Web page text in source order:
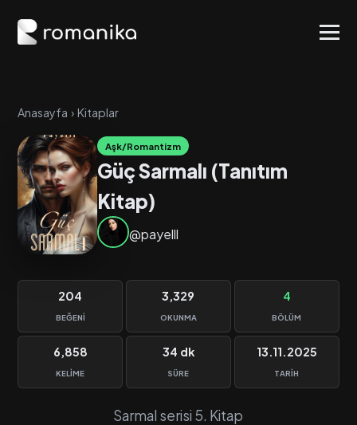
Anasayfa › Kitaplar
Aşk/Romantizm
Güç Sarmalı (Tanıtım
Kitap)
@payelll
204
BEĞENI
3,329
OKUNMA
4
BÖLÜM
6,858
KELIME
34 dk
SÜRE
13.11.2025
TARIH
Sarmal serisi 5. Kitap